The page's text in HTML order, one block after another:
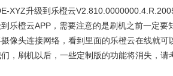
XYZ升级到乐橙云
乐橙云APP，需要注意的是刷机之前一定
像头连接网络，看到里面的乐橙云在线就
，刷机以后，一些定制版的功能将消失，请